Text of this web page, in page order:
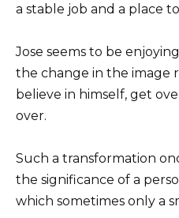
a stable job and a place
Jose seems to be
the change in the image
believe in himself, get
over.
Such a transformation
the significance of a
which sometimes only a